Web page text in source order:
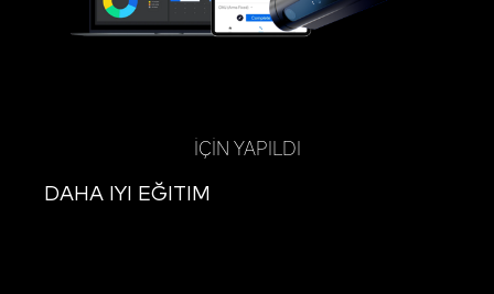
İÇİN YAPILDI
DAHA IYI EĞITIM